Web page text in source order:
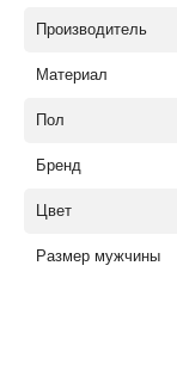
Производитель
Материал
Пол
Бренд
Цвет
Размер мужчины